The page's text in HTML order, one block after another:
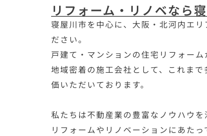
リフォーム・リノベなら
寝屋川市を中心に、大阪・北河内エ
ださい。
戸建て・マンションの住宅リフォー
地域密着の施工会社として、これま
価いただいております。
私たちは不動産業の豊富なノウハウ
リフォームやリノベーションにあた